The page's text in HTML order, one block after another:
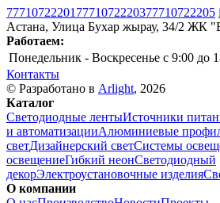
77710722201 7771072220377710722205
Астана, Улица Бухар жырау, 34/2 ЖК
Работаем:
Понедельник - Воскресенье c 9:00 до
Контакты
© Разработано в Arlight, 2026
Каталог
Светодиодные лентыИсточники
и автоматизацииАлюминиевые
светДизайнерский светСистемы
освещениеГибкий неонСветодиодный
декорЭлектроустановочные изделия
О компании